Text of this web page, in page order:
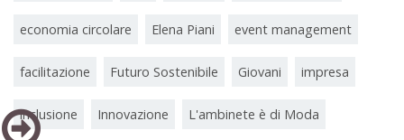
economia circolare Elena Piani event management
facilitazione Futuro Sostenibile Giovani impresa
inclusione Innovazione L'ambinete è di Moda